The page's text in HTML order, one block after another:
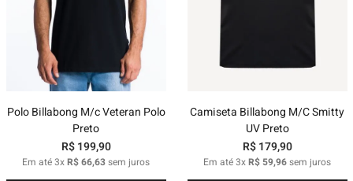
Polo Billabong M/c Veteran Polo
Preto
R$ 199,90
Em até3xR$66,63sem juros
Camiseta Billabong M/C Smitty
UV Preto
R$ 179,90
Em até3xR$ 59,96sem juros